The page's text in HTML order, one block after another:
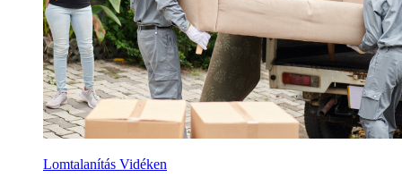
Lomtalanítás Vidéken